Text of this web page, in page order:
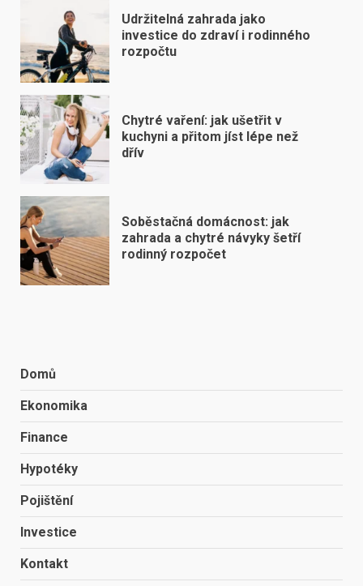
Udržitelná zahrada jako
investice do zdraví i rodinného
rozpočtu
Chytré vaření: jak ušetřit v
kuchyni a přitom jíst lépe než
dřív
Soběstačná domácnost: jak
zahrada a chytré návyky šetří
rodinný rozpočet
Domů
Ekonomika
Finance
Hypotéky
Pojištění
Investice
Kontakt